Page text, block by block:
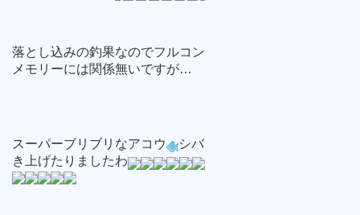
落とし込みの釣果なのでフルコン
メモリーには関係無いですが…
スーパーブリブリなアコウ
シバ
き上げたりましたわ